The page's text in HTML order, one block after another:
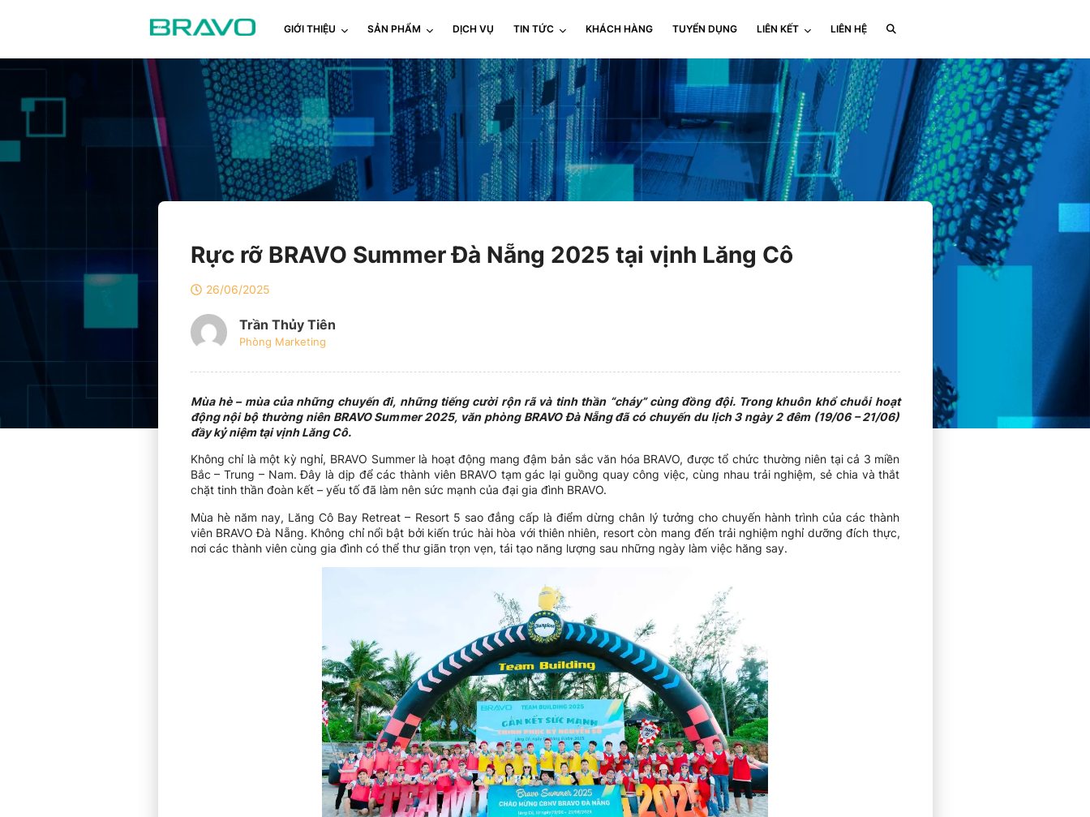
GIỚI THIỆU SẢN PHẨM DỊCH VỤ TIN TỨC KHÁCH HÀNG TUYỂN DỤNG LIÊN KẾT LIÊN HỆ
Rực rỡ BRAVO Summer Đà Nẵng 2025 tại vịnh Lăng Cô
26/06/2025
Trần Thủy Tiên
Phòng Marketing
Mùa hè – mùa của những chuyến đi, những tiếng cười rộn rã và tinh thần “cháy” cùng đồng đội. Trong khuôn khổ chuỗi hoạt
động nội bộ thường niên BRAVO Summer 2025, văn phòng BRAVO Đà Nẵng đã có chuyến du lịch 3 ngày 2 đêm (19/06 – 21/06)
đầy kỷ niệm tại vịnh Lăng Cô.
Không chỉ là một kỳ nghỉ, BRAVO Summer là hoạt động mang đậm bản sắc văn hóa BRAVO, được tổ chức thường niên tại cả 3 miền
Bắc – Trung – Nam. Đây là dịp để các thành viên BRAVO tạm gác lại guồng quay công việc, cùng nhau trải nghiệm, sẻ chia và thắt
chặt tinh thần đoàn kết – yếu tố đã làm nên sức mạnh của đại gia đình BRAVO.
Mùa hè năm nay, Lăng Cô Bay Retreat – Resort 5 sao đẳng cấp là điểm dừng chân lý tưởng cho chuyến hành trình của các thành
viên BRAVO Đà Nẵng. Không chỉ nổi bật bởi kiến trúc hài hòa với thiên nhiên, resort còn mang đến trải nghiệm nghỉ dưỡng đích thực,
nơi các thành viên cùng gia đình có thể thư giãn trọn vẹn, tái tạo năng lượng sau những ngày làm việc hăng say.